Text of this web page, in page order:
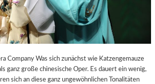
Company Was sich zunächst wie Katzengemauze
ganz große chinesische Oper. Es dauert ein wenig,
sich an diese ganz ungewöhnlichen Tonalitäten